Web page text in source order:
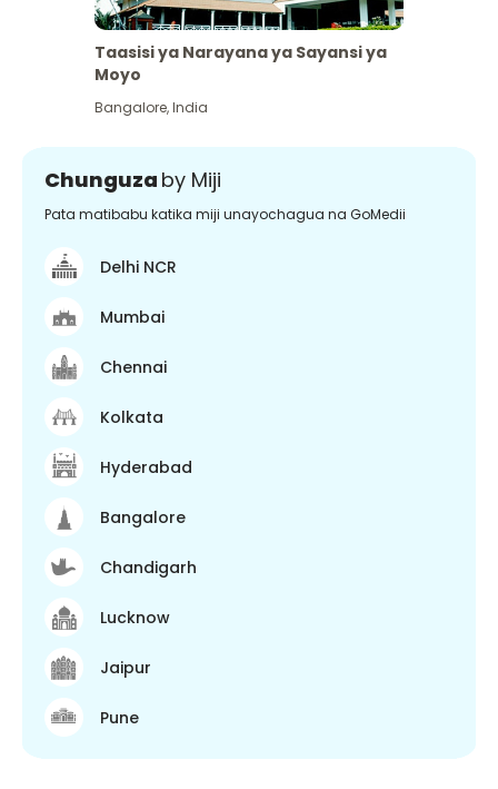
Taasisi ya Narayana ya Sayansi ya
Moyo
Bangalore,India
Chunguza by Miji
Pata matibabu katika miji unayochagua na GoMedii
Delhi NCR
Mumbai
Chennai
Kolkata
Hyderabad
Bangalore
Chandigarh
Lucknow
Jaipur
Pune